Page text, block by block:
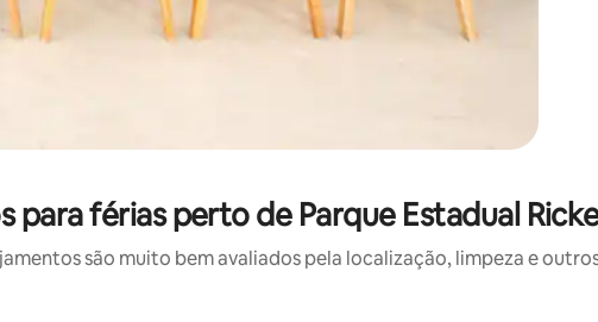
para férias perto de Parque Estadual
são muito bem avaliados pela localização, limpeza e